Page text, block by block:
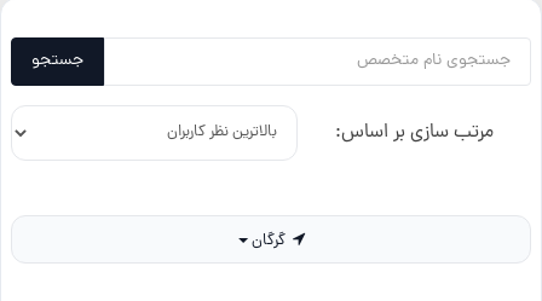
جستجو
مرتب سازی بر اساس:
گرگان